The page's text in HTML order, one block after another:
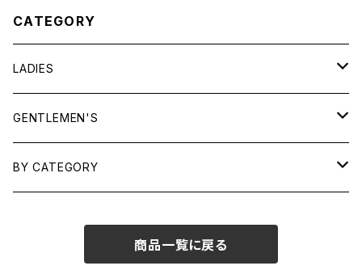
CATEGORY
LADIES
TOPS
SHIRTS
OUTERWEAR
GENTLEMEN'S
TOPS
BY CATEGORY
商品一覧に戻る